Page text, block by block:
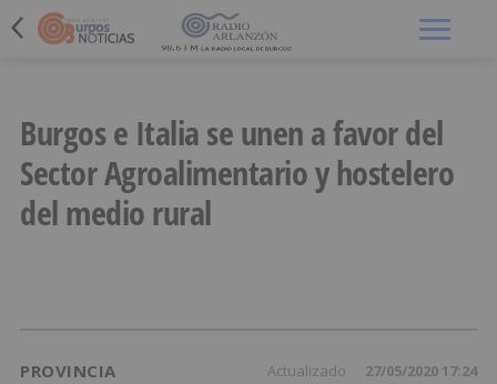
Burgos e Italia se unen a favor del
Sector Agroalimentario y hostelero
del medio rural
PROVINCIA Actualizado 27/05/2020 17:24